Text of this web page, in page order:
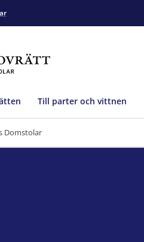
Till parter och vittnen
Domstolar